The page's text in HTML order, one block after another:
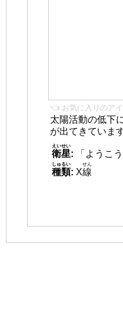
👈 お気に入りのアイ
太陽活動の低下
が出てきています
衛星
えいせい
:
「ようこう
種類
しゅるい
: X線
せん